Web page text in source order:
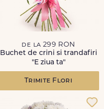
de la 299 RON
Buchet de crini si trandafiri
"E ziua ta"
Trimite Flori